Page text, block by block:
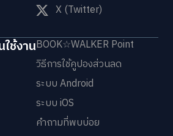
X (Twitter)
ใช้งานBOOK☆WALKER Point
วิธีการใช้คูปองส่วนลด
ระบบ Android
ระบบ iOS
คำถามที่พบบ่อย